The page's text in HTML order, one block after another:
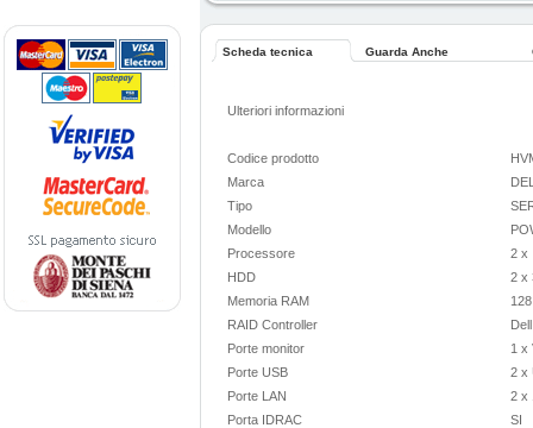
Scheda tecnica Guarda Anche
Ulteriori informazioni
Codice prodotto
Marca
Tipo
Modello
Processore
2 x
HDD
2 x
Memoria RAM
RAID Controller
Porte monitor
1 x
Porte USB
2 x
Porte LAN
2 x
Porta IDRAC
SI